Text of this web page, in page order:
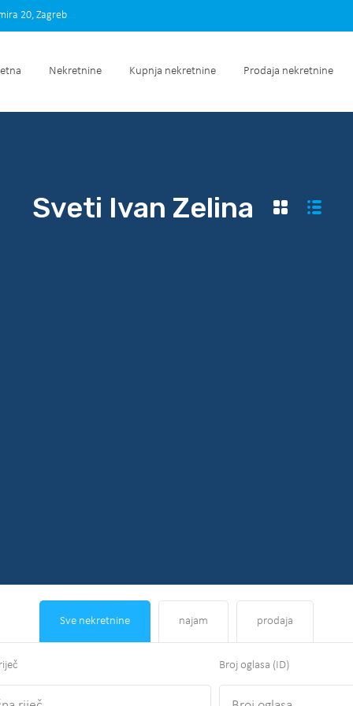
Početna Nekretnine Kupnja nekretnine Prodaja
20, Zagreb
Nekretnine Kupnja nekretnine Prodaja nekretnine
Sveti Ivan Zelina
Sve nekretnine najam prodaja
Broj oglasa (ID)